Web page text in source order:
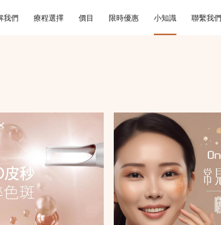
我們 療程選擇 價目 限時優惠 小知識 聯繫我們